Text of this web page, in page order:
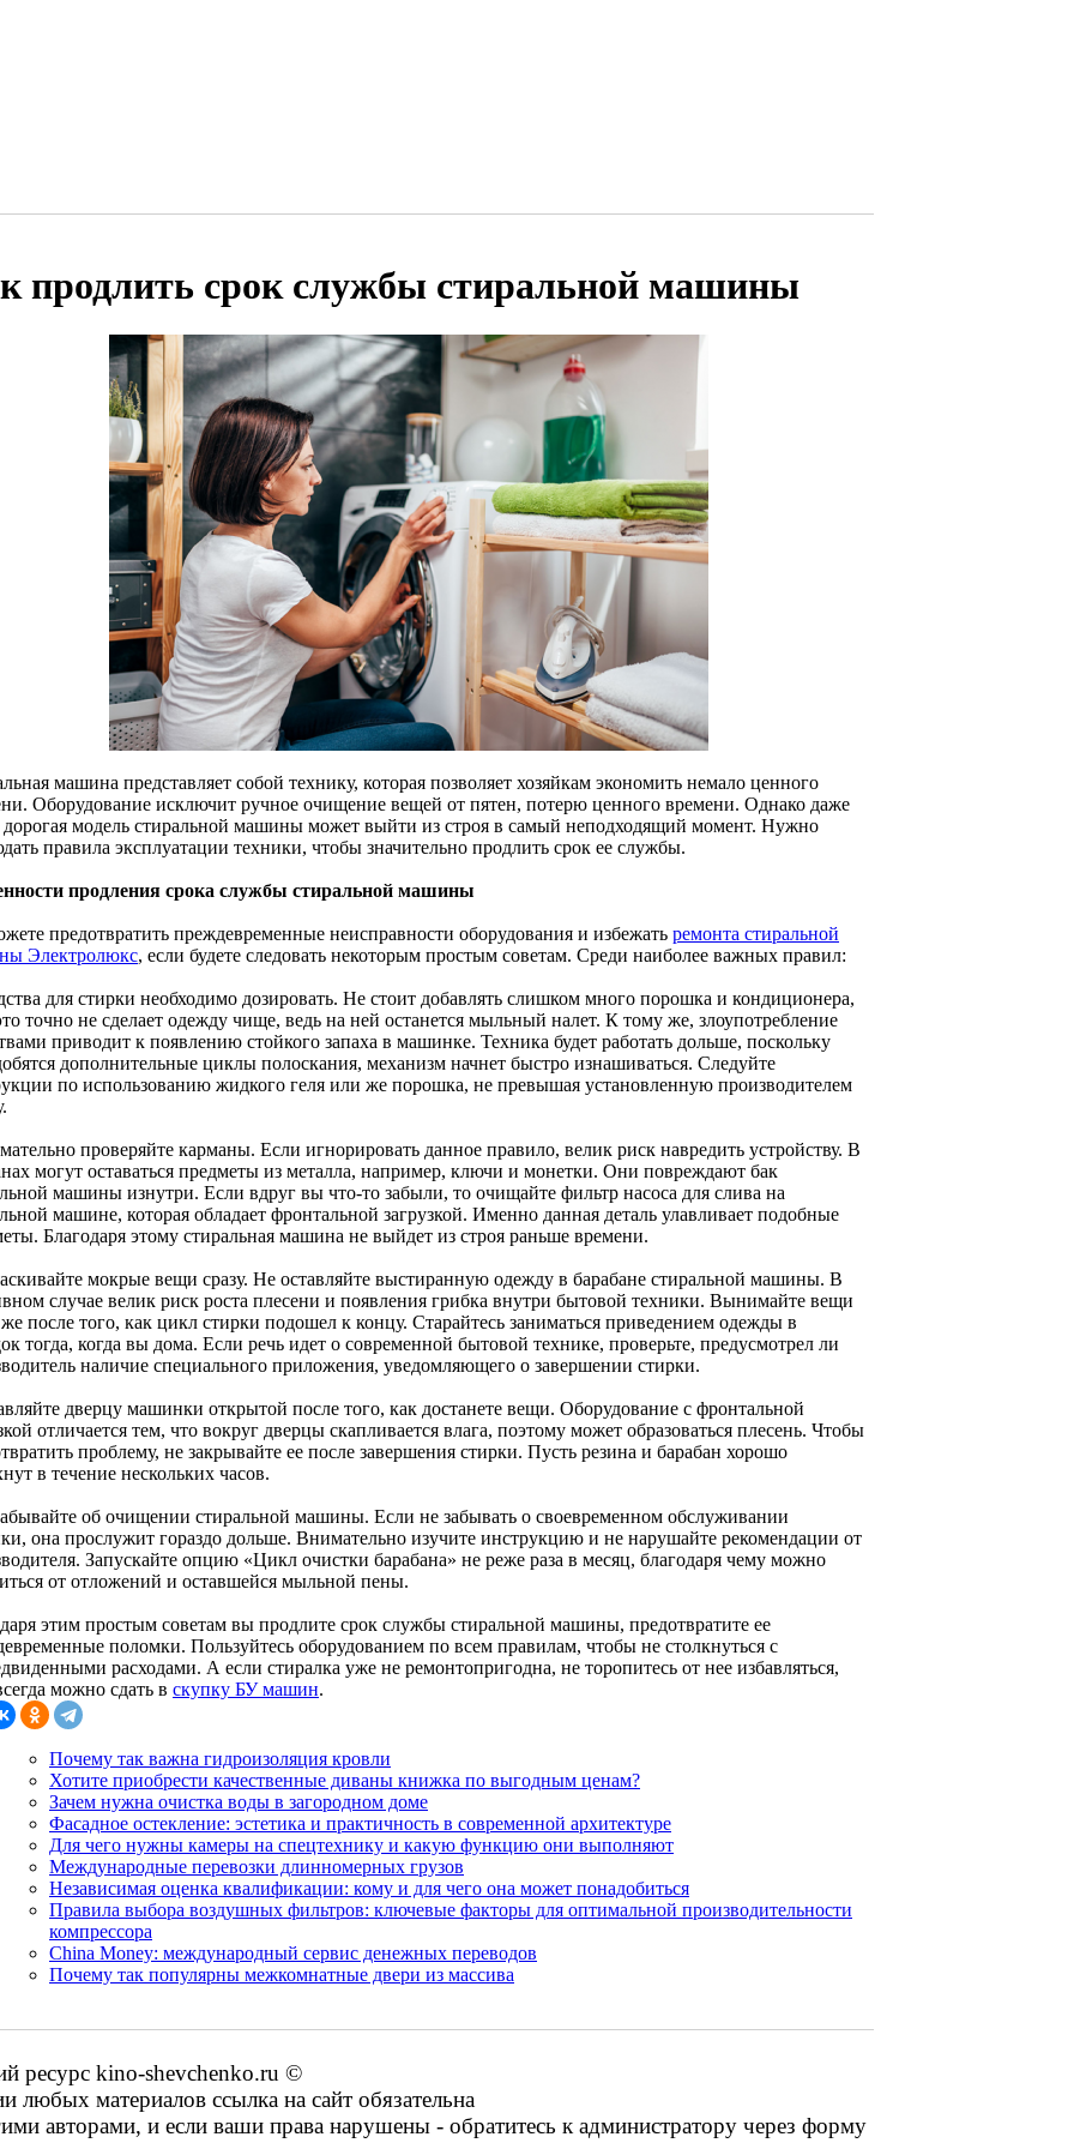
продлить срок службы стиральной машины
машина представляет собой технику, которая позволяет хозяйкам экономить немало ценного
Оборудование исключит ручное очищение вещей от пятен, потерю ценного времени. Однако даже
дорогая модель стиральной машины может выйти из строя в самый неподходящий момент. Нужно
правила эксплуатации техники, чтобы значительно продлить срок ее службы.
продления срока службы стиральной машины
предотвратить преждевременные неисправности оборудования и избежать ремонта стиральной
Электролюкс, если будете следовать некоторым простым советам. Среди наиболее важных правил:
для стирки необходимо дозировать. Не стоит добавлять слишком много порошка и кондиционера,
точно не сделает одежду чище, ведь на ней останется мыльный налет. К тому же, злоупотребление
приводит к появлению стойкого запаха в машинке. Техника будет работать дольше, поскольку
дополнительные циклы полоскания, механизм начнет быстро изнашиваться. Следуйте
по использованию жидкого геля или же порошка, не превышая установленную производителем
проверяйте карманы. Если игнорировать данное правило, велик риск навредить устройству. В
могут оставаться предметы из металла, например, ключи и монетки. Они повреждают бак
машины изнутри. Если вдруг вы что-то забыли, то очищайте фильтр насоса для слива на
машине, которая обладает фронтальной загрузкой. Именно данная деталь улавливает подобные
Благодаря этому стиральная машина не выйдет из строя раньше времени.
мокрые вещи сразу. Не оставляйте выстиранную одежду в барабане стиральной машины. В
случае велик риск роста плесени и появления грибка внутри бытовой техники. Вынимайте вещи
же после того, как цикл стирки подошел к концу. Старайтесь заниматься приведением одежды в
тогда, когда вы дома. Если речь идет о современной бытовой технике, проверьте, предусмотрел ли
наличие специального приложения, уведомляющего о завершении стирки.
дверцу машинки открытой после того, как достанете вещи. Оборудование с фронтальной
отличается тем, что вокруг дверцы скапливается влага, поэтому может образоваться плесень. Чтобы
проблему, не закрывайте ее после завершения стирки. Пусть резина и барабан хорошо
в течение нескольких часов.
об очищении стиральной машины. Если не забывать о своевременном обслуживании
она прослужит гораздо дольше. Внимательно изучите инструкцию и не нарушайте рекомендации от
Запускайте опцию «Цикл очистки барабана» не реже раза в месяц, благодаря чему можно
от отложений и оставшейся мыльной пены.
этим простым советам вы продлите срок службы стиральной машины, предотвратите ее
поломки. Пользуйтесь оборудованием по всем правилам, чтобы не столкнуться с
расходами. А если стиралка уже не ремонтопригодна, не торопитесь от нее избавляться,
можно сдать в скупку БУ машин.
Почему так важна гидроизоляция кровли
Хотите приобрести качественные диваны книжка по выгодным ценам?
Зачем нужна очистка воды в загородном доме
Фасадное остекление: эстетика и практичность в современной архитектуре
Для чего нужны камеры на спецтехнику и какую функцию они выполняют
Международные перевозки длинномерных грузов
Независимая оценка квалификации: кому и для чего она может понадобиться
Правила выбора воздушных фильтров: ключевые факторы для оптимальной производительности
компрессора
China Money: международный сервис денежных переводов
Почему так популярны межкомнатные двери из массива
ресурс kino-shevchenko.ru ©
любых материалов ссылка на сайт обязательна
авторами, и если ваши права нарушены - обратитесь к администратору через форму